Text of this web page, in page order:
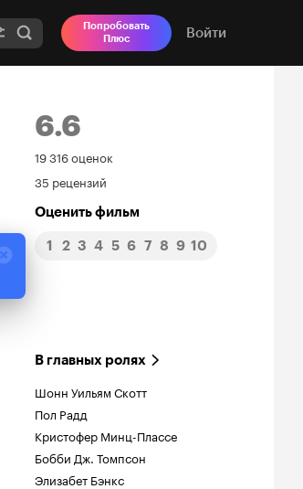
Попробовать
Плюс
Войти
6.6
Рейтинг
Кинопоиска
6.6
19 316 оценок
35 рецензий
Оценить фильм
1 2 3 4 5 6 7 8 9 10
В главных ролях
Шонн Уильям Скотт
Пол Радд
Кристофер Минц-Плассе
Бобби Дж. Томпсон
Элизабет Бэнкс